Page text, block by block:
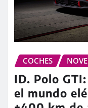
COCHES
ID. Polo
el mundo